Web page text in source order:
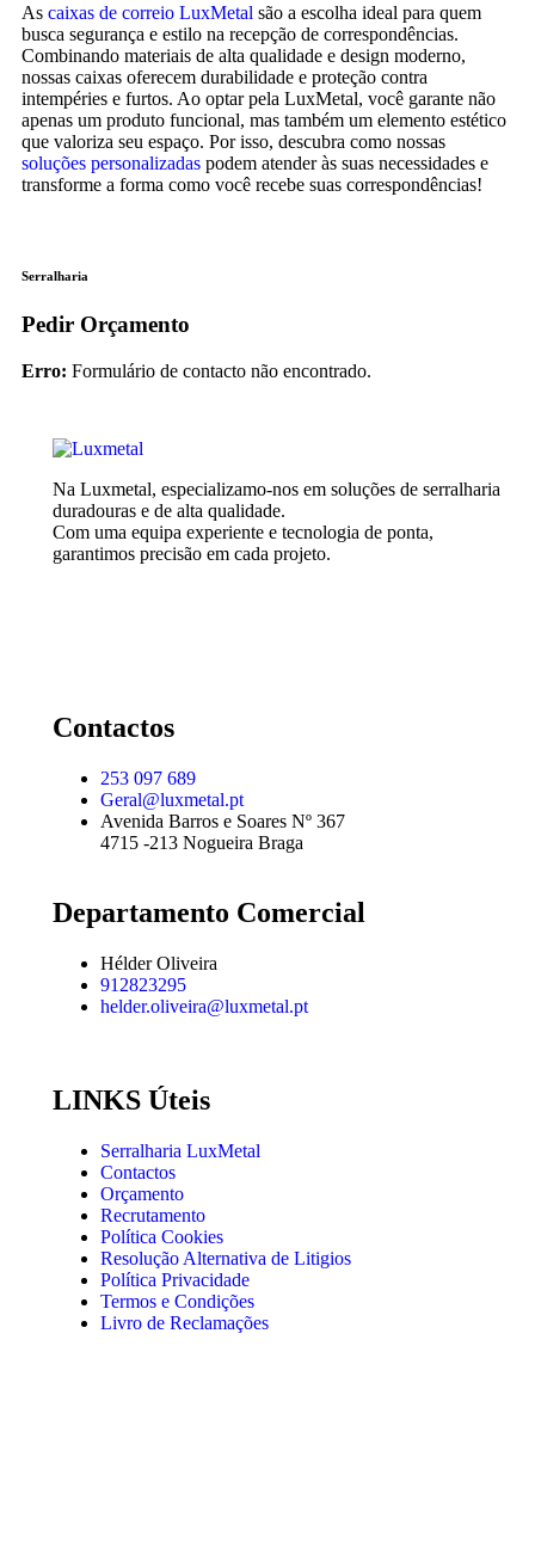
As caixas de correio LuxMetal são a escolha ideal para quem
busca segurança e estilo na recepção de correspondências.
Combinando materiais de alta qualidade e design moderno,
nossas caixas oferecem durabilidade e proteção contra
intempéries e furtos. Ao optar pela LuxMetal, você garante não
apenas um produto funcional, mas também um elemento estético
que valoriza seu espaço. Por isso, descubra como nossas
soluções personalizadas podem atender às suas necessidades e
transforme a forma como você recebe suas correspondências!
Serralharia
Pedir Orçamento
Erro: Formulário de contacto não encontrado.
Na Luxmetal, especializamo-nos em soluções de serralharia
duradouras e de alta qualidade.
Com uma equipa experiente e tecnologia de ponta,
garantimos precisão em cada projeto.
Contactos
253 097 689
Geral@luxmetal.pt
Avenida Barros e Soares Nº 367
4715 -213 Nogueira Braga
Departamento Comercial
Hélder Oliveira
912823295
helder.oliveira@luxmetal.pt
LINKS Úteis
Serralharia LuxMetal
Contactos
Orçamento
Recrutamento
Política Cookies
Resolução Alternativa de Litigios
Política Privacidade
Termos e Condições
Livro de Reclamações